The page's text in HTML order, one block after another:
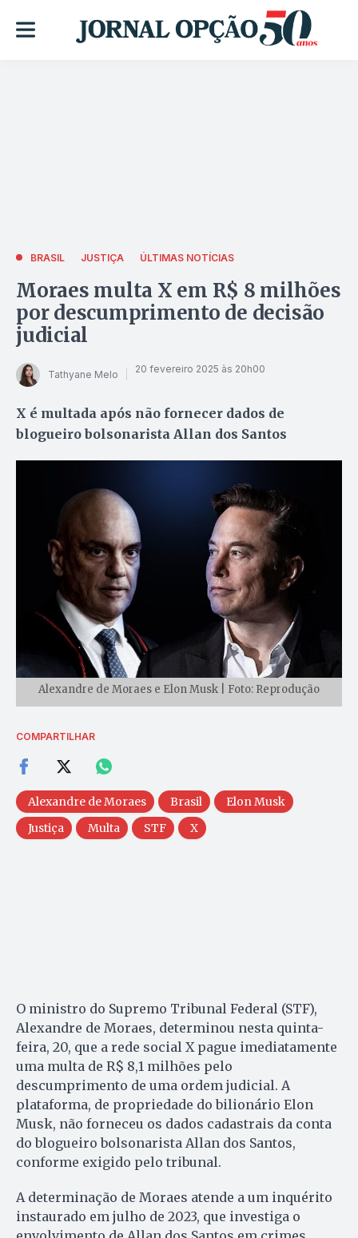
BRASIL JUSTIÇA ÚLTIMAS NOTÍCIAS
Moraes multa X em R$ 8 milhões
por descumprimento de decisão
judicial
Tathyane Melo 20 fevereiro 2025 às 20h00
X é multada após não fornecer dados de
blogueiro bolsonarista Allan dos Santos
Alexandre de Moraes e Elon Musk | Foto: Reprodução
COMPARTILHAR
Alexandre de Moraes Brasil
Elon Musk
Justiça
Multa STF X
O ministro do Supremo Tribunal Federal (STF),
Alexandre de Moraes, determinou nesta quinta-
feira, 20, que a rede social X pague imediatamente
uma multa de R$ 8,1 milhões pelo
descumprimento de uma ordem judicial. A
plataforma, de propriedade do bilionário Elon
Musk, não forneceu os dados cadastrais da conta
do blogueiro bolsonarista Allan dos Santos,
conforme exigido pelo tribunal.
A determinação de Moraes atende a um inquérito
instaurado em julho de 2023, que investiga o